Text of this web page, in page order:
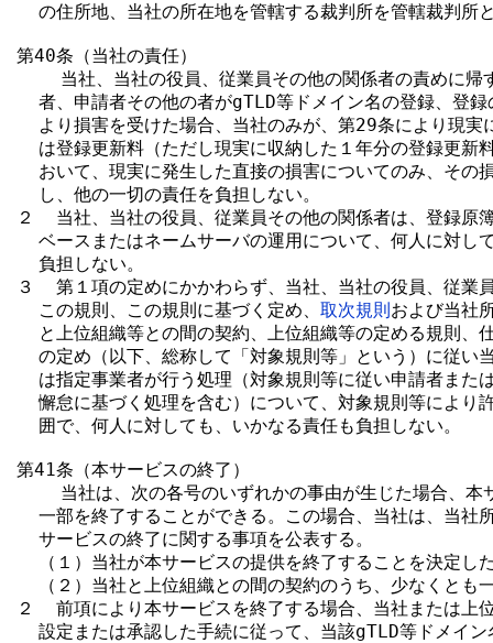
の住所地、当社の所在地を管轄する裁判所を管轄裁判所
第40条（当社の責任）
当社、当社の役員、従業員その他の関係者の責めに帰
者、申請者その他の者がgTLD等ドメイン名の登録、登録
より損害を受けた場合、当社のみが、第29条により現実
は登録更新料（ただし現実に収納した１年分の登録更新
おいて、現実に発生した直接の損害についてのみ、その
  し、他の一切の責任を負担しない。
２  当社、当社の役員、従業員その他の関係者は、登録原
ベースまたはネームサーバの運用について、何人に対し
  負担しない。
３  第１項の定めにかかわらず、当社、当社の役員、従業
  この規則、この規則に基づく定め、
取次規則および当社
と上位組織等との間の契約、上位組織等の定める規則、
の定め（以下、総称して「対象規則等」という）に従い
は指定事業者が行う処理（対象規則等に従い申請者また
懈怠に基づく処理を含む）について、対象規則等により
  囲で、何人に対しても、いかなる責任も負担しない。
第41条（本サービスの終了）
当社は、次の各号のいずれかの事由が生じた場合、本
一部を終了することができる。この場合、当社は、当社
  サービスの終了に関する事項を公表する。
（１）当社が本サービスの提供を終了することを決定し
（２）当社と上位組織との間の契約のうち、少なくとも
２  前項により本サービスを終了する場合、当社または上
設定または承認した手続に従って、当該gTLD等ドメイン